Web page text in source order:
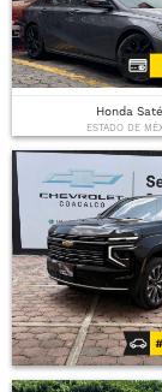
Honda
ESTADO DE